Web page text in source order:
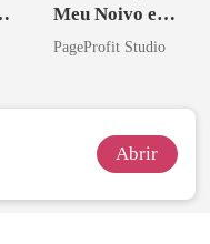
Meu Noivo e
Casei com o
PageProfit Studio
Abrir